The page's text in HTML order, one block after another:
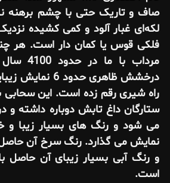
صاف و تاریک حتی با چشم برهنه
فلکی قوس یا کمان دار است. هر
مرداب
درخشش ظاهری
راه شیری رقم زده است. این
ستارگان داغ تابش دوباره داشته و
می شود و رنگ های بسیار زیبا و
نمایش می گذارد. رنگ سرخ آن
و رنگ آبی بسیار زیبای آن حاصل
است.